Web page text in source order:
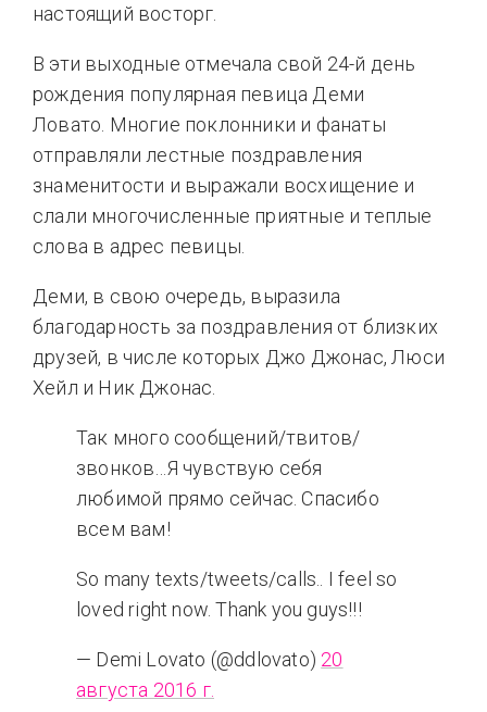
настоящий восторг.
В эти выходные отмечала свой 24-й день
рождения популярная певица Деми
Ловато. Многие поклонники и фанаты
отправляли лестные поздравления
знаменитости и выражали восхищение и
слали многочисленные приятные и теплые
слова в адрес певицы.
Деми, в свою очередь, выразила
благодарность за поздравления от близких
друзей, в числе которых Джо Джонас, Люси
Хейл и Ник Джонас.
Так много сообщений/твитов/
звонков…Я чувствую себя
любимой прямо сейчас. Спасибо
всем вам!
So many texts/tweets/calls.. I feel so
loved right now. Thank you guys!!!
— Demi Lovato (@ddlovato) 20
августа 2016 г.